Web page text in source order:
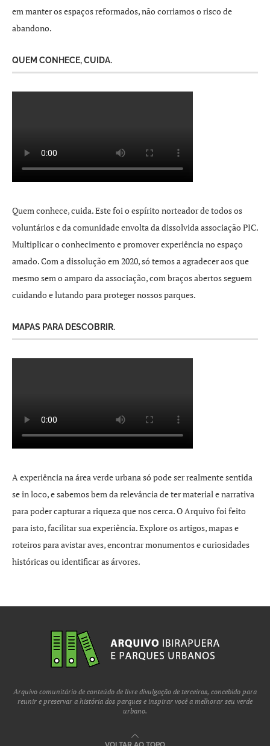
em manter os espaços reformados, não corriamos o risco de
abandono.
QUEM CONHECE, CUIDA.
Quem conhece, cuida. Este foi o espírito norteador de todos os
voluntários e da comunidade envolta da dissolvida associação PIC.
Multiplicar o conhecimento e promover experiência no espaço
amado. Com a dissolução em 2020, só temos a agradecer aos que
mesmo sem o amparo da associação, com braços abertos seguem
cuidando e lutando para proteger nossos parques.
MAPAS PARA DESCOBRIR.
A experiência na área verde urbana só pode ser realmente sentida
se in loco, e sabemos bem da relevância de ter material e narrativa
para poder capturar a riqueza que nos cerca. O Arquivo foi feito
para isto, facilitar sua experiência. Explore os artigos, mapas e
roteiros para avistar aves, encontrar monumentos e curiosidades
históricas ou identificar as árvores.
Arquivo comunitário de conteúdo de livre divulgação de terceiros, concebido para
reunir e preservar a história dos parques e inspirar você a melhorar seu verde
urbano.